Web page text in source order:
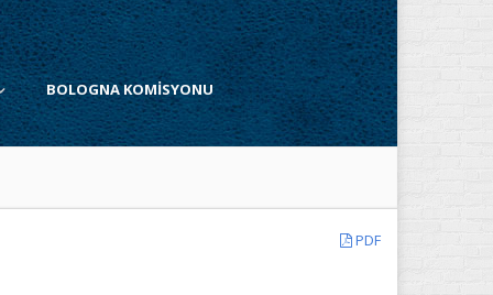
BOLOGNA KOMİSYONU
PDF